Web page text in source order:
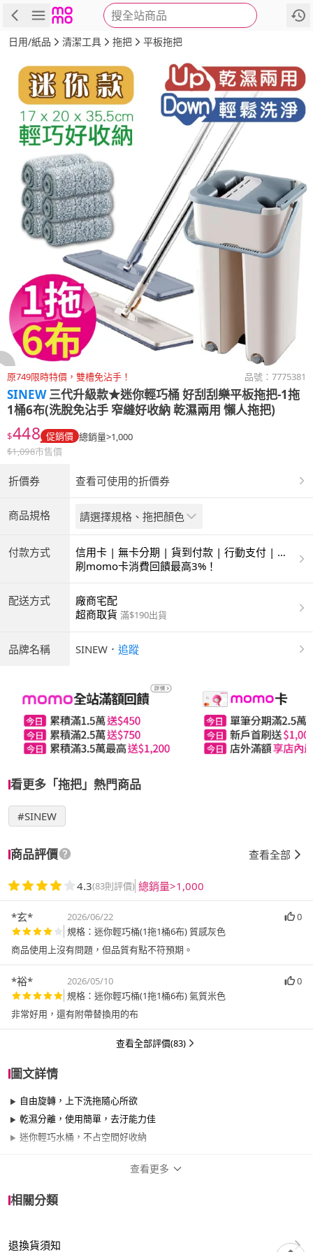
搜全站商品
商品 評價 詳情
日用/紙品 清潔工具 拖把 平板拖把
原749限時特價，雙槽免沾手！ 品號： 7775381
SINEW 三代升級款★迷你輕巧桶 好刮刮樂平板拖把-1拖
1桶6布(洗脫免沾手 窄縫好收納 乾濕兩用 懶人拖把)
$448 促銷價 總銷量>1,000
$1,098市售價
折價券 查看可使用的折價券
商品規格 請選擇規格、拖把顏色
付款方式
信用卡 | 無卡分期 | 貨到付款 | 行動支付 | 超
商付款 | ATM | 銀聯卡
刷momo卡消費回饋最高3%！
配送方式
廠商宅配
超商取貨 滿$190出貨
品牌名稱 SINEW ． 追蹤
看更多「拖把」熱門商品
#SINEW
商品評價 查看全部
4.3(83則評價) 總銷量>1,000
*玄* 2026/06/22
0
規格：迷你輕巧桶(1拖1桶6布) 質感灰色
商品使用上沒有問題，但品質有點不符預期。
*裕* 2026/05/10
0
規格：迷你輕巧桶(1拖1桶6布) 氣質米色
非常好用，還有附帶替換用的布
查看全部評價(83)
圖文詳情
自由旋轉，上下洗拖隨心所欲
乾濕分離，使用簡單，去汙能力佳
迷你輕巧水桶，不占空間好收納
適用於 臥室、客廳、浴室、廚房、餐廳、室內、玄關
查看更多
相關分類
退換貨須知